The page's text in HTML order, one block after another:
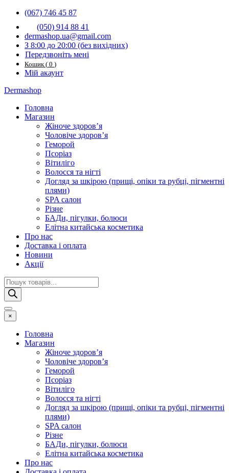
(067) 746 45 87
(050) 914 88 41
dermashop.ua@gmail.com
З 8:00 до 20:00 (без вихідниx)
Передзвоніть мені
Кошик( 0 )
Мій акаунт
Dermashop
Головна
Магазин
Жіноче здоров’я
Чоловіче здоров’я
Геморой
Псоріаз
Вітиліго
Волосся та нігті
Догляд за шкірою (прищі, опіки та рубці, пігментні
плями)
SPA салон
Різне
БАДи, пігулки, болюси
Елітна китайська косметика
Про нас
Доставка і оплата
Новини
Акції
Пошук
товарів
×
Головна
Магазин
Жіноче здоров’я
Чоловіче здоров’я
Геморой
Псоріаз
Вітиліго
Волосся та нігті
Догляд за шкірою (прищі, опіки та рубці, пігментні
плями)
SPA салон
Різне
БАДи, пігулки, болюси
Елітна китайська косметика
Про нас